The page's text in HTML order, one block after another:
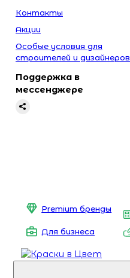
Контакты
Акции
Особые условия для
строителей и дизайнеров
Поддержка в
мессенджере
Premium бренды
Для бизнеса